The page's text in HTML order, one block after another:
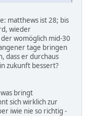
matthews ist 28; bis
wieder
womöglich mid-30
tage bringen
dass er durchaus
zukunft bessert?
bringt
sich wirklich zur
iwie nie so richtig -